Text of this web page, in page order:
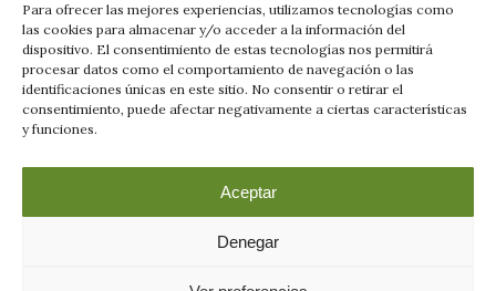
Para ofrecer las mejores experiencias, utilizamos tecnologías como
las cookies para almacenar y/o acceder a la información del
dispositivo. El consentimiento de estas tecnologías nos permitirá
procesar datos como el comportamiento de navegación o las
identificaciones únicas en este sitio. No consentir o retirar el
consentimiento, puede afectar negativamente a ciertas características
y funciones.
Aceptar
Denegar
C. Quince de Junio, 21, 49159, Villaralbo, Zamora
© 2026 FLORART. |Diseño web en Zamora